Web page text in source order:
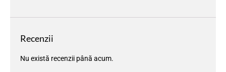
Recenzii
Nu există recenzii până acum.